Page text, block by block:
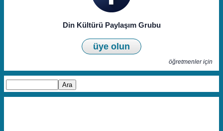
Din Kültürü Paylaşım Grubu
üye olun
öğretmenler için